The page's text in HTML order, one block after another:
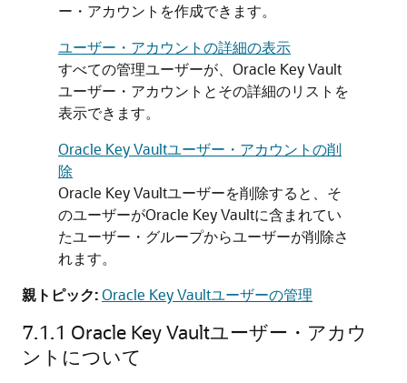
ー・アカウントを作成できます。
ユーザー・アカウントの詳細の表示
すべての管理ユーザーが、Oracle Key Vault
ユーザー・アカウントとその詳細のリストを
表示できます。
Oracle Key Vaultユーザー・アカウントの削
除
Oracle Key Vaultユーザーを削除すると、そ
のユーザーがOracle Key Vaultに含まれてい
たユーザー・グループからユーザーが削除さ
れます。
親トピック:Oracle Key Vaultユーザーの管理
7.1.1 Oracle Key Vaultユーザー・アカウ
ントについて